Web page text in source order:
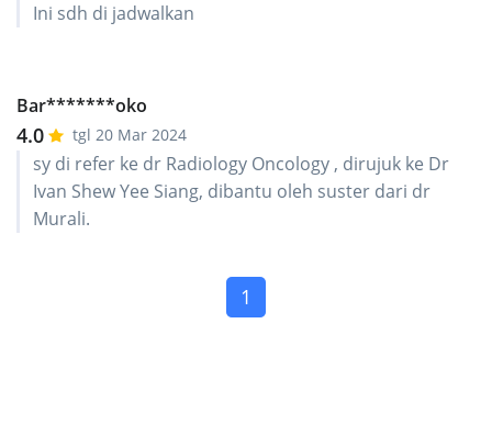
Ini sdh di jadwalkan
Bar*******oko
4.0 tgl 20 Mar 2024
sy di refer ke dr Radiology Oncology , dirujuk ke Dr
Ivan Shew Yee Siang, dibantu oleh suster dari dr
Murali.
1